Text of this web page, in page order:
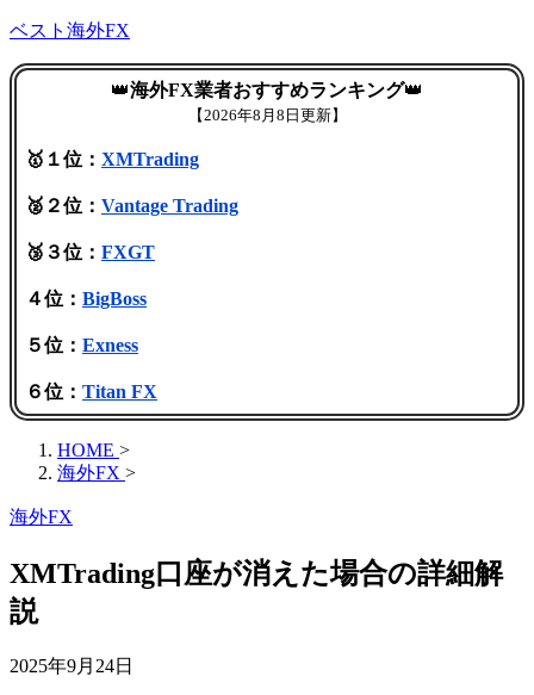
ベスト海外FX
👑海外FX業者おすすめランキング👑
【2026年8月8日更新】
🥇１位： XMTrading
🥈２位： Vantage Trading
🥉３位： FXGT
４位： BigBoss
５位： Exness
６位： Titan FX
HOME >
海外FX >
海外FX
XMTrading口座が消えた場合の詳細解
説
2025年9月24日